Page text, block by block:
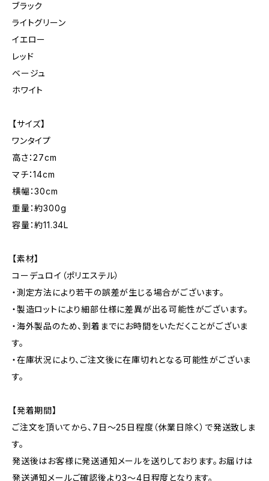
ブラック
ライトグリーン
イエロー
レッド
ベージュ
ホワイト
【サイズ】
ワンタイプ
高さ：27cm
マチ：14cm
横幅：30cm
重量：約300g
容量：約11.34L
【素材】
コーデュロイ（ポリエステル）
・測定方法により若干の誤差が生じる場合がございます。
・製造ロットにより細部仕様に差異が出る可能性がございます。
・海外製品のため、到着までにお時間をいただくことがございま
す。
・在庫状況により、ご注文後に在庫切れとなる可能性がございま
す。
【発着期間】
ご注文を頂いてから、7日〜25日程度（休業日除く）で発送致しま
す。
発送後はお客様に発送通知メールを送りしております。お届けは
発送通知メールご確認後より3〜4日程度となります。